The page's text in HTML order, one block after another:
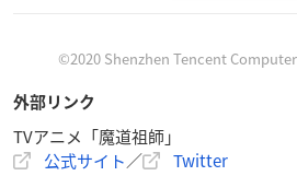
キャラクター原案・デザイン：申琳
日本版制作：株式会社ソニー・ミュー
ズ、株式会社アニプレックス
オープニングテーマ：CIVILIAN「千夜
©2020 Shenzhen Tencent
外部リンク
TVアニメ「魔道祖師」
公式サイト／ Twitter